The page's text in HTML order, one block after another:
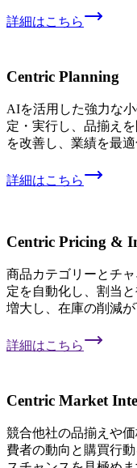
詳細はこちら
Centric Planning
AIを活用した強力な
定・実行し、品揃え
を改善し、業績を最適
詳細はこちら
Centric Pricing &
商品カテゴリーとチ
定を自動化し、割当
増大し、在庫の削減が
詳細はこちら
Centric Market
競合他社の品揃えや
費者の動向と購買行